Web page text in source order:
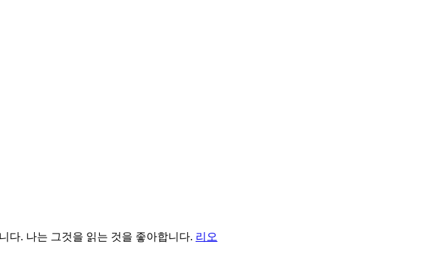
다. 나는 그것을 읽는 것을 좋아합니다. 리오